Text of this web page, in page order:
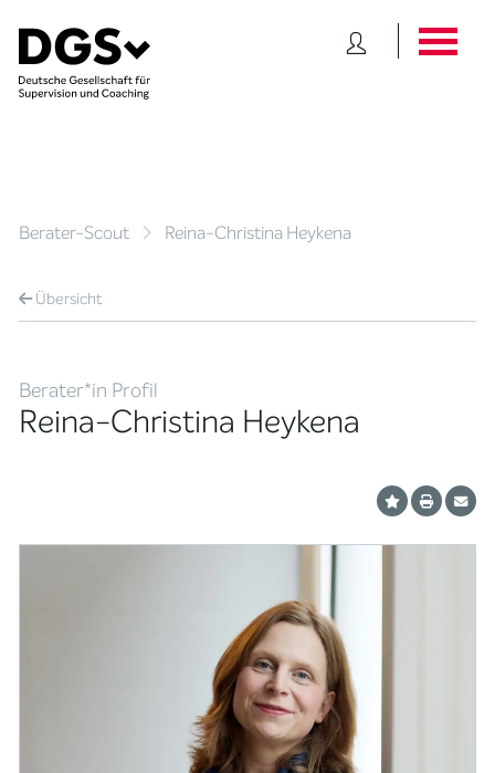
Berater-Scout Reina-Christina Heykena
Übersicht
Berater*in Profil
Reina-Christina Heykena